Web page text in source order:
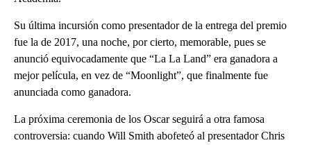
Su última incursión como presentador de la entrega del premio
fue la de 2017, una noche, por cierto, memorable, pues se
anunció equivocadamente que “La La Land” era ganadora a
mejor película, en vez de “Moonlight”, que finalmente fue
anunciada como ganadora.
La próxima ceremonia de los Oscar seguirá a otra famosa
controversia: cuando Will Smith abofeteó al presentador Chris